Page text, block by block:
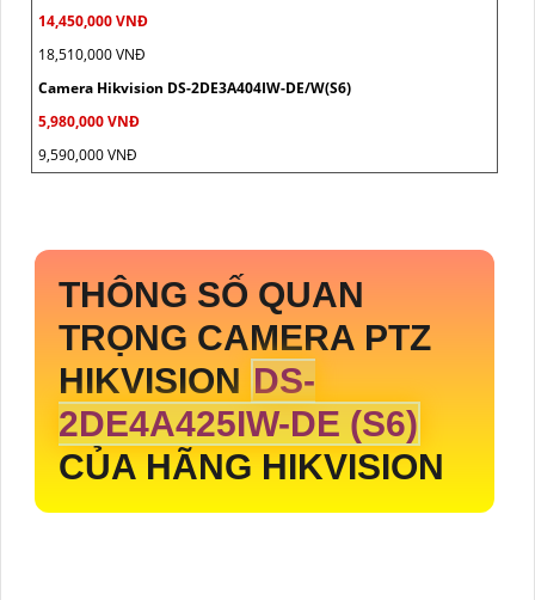
14,450,000 VNĐ
18,510,000 VNĐ
Camera Hikvision DS-2DE3A404IW-DE/W(S6)
5,980,000 VNĐ
9,590,000 VNĐ
THÔNG SỐ QUAN
TRỌNG CAMERA PTZ
HIKVISION DS-
2DE4A425IW-DE (S6)
CỦA HÃNG HIKVISION